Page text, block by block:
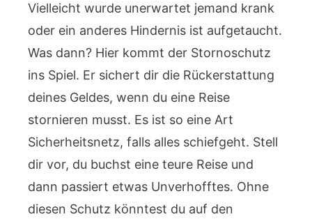
Vielleicht wurde unerwartet jemand krank
oder ein anderes Hindernis ist aufgetaucht.
Was dann? Hier kommt der Stornoschutz
ins Spiel. Er sichert dir die Rückerstattung
deines Geldes, wenn du eine Reise
stornieren musst. Es ist so eine Art
Sicherheitsnetz, falls alles schiefgeht. Stell
dir vor, du buchst eine teure Reise und
dann passiert etwas Unverhofftes. Ohne
diesen Schutz könntest du auf den